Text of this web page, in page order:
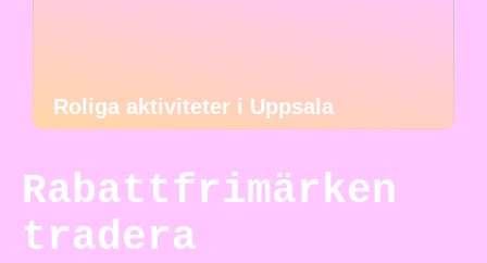
Roliga aktiviteter i Uppsala
Rabattfrimärken
tradera